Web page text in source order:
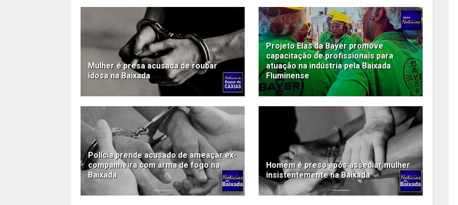
Mulher é presa acusada de roubar
idosa na Baixada
Projeto Elas da Bayer promove
capacitação de profissionais para
atuação na indústria pela Baixada
Fluminense
Polícia prende acusado de ameaçar ex-
companheira com arma de fogo na
Baixada
Homem é preso após assediar mulher
insistentemente na Baixada